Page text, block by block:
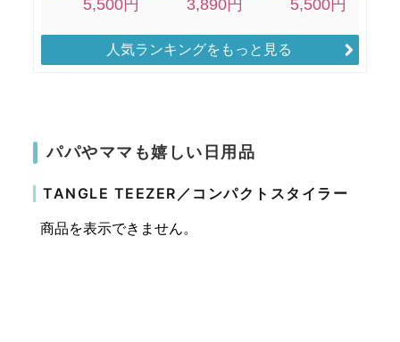
人気ランキングをもっと見る
パパやママも嬉しい日用品
TANGLE TEEZER／コンパクトスタイラー